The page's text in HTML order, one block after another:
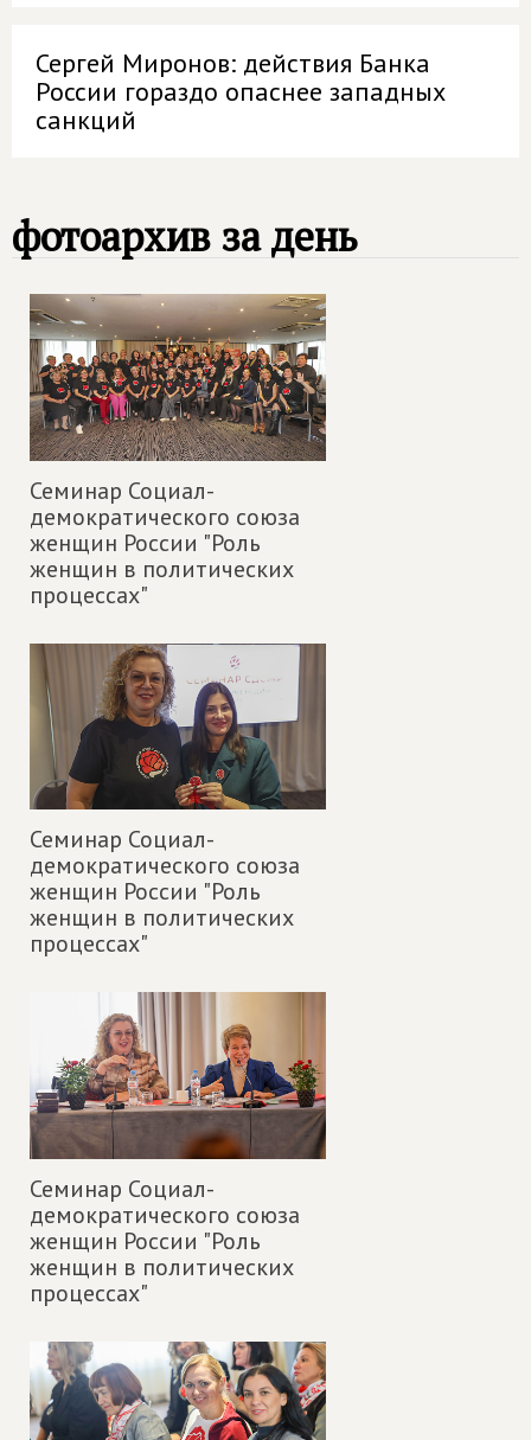
Сергей Миронов: действия Банка
России гораздо опаснее западных
санкций
фотоархив за день
Семинар Социал-
демократического союза
женщин России "Роль
женщин в политических
процессах"
Семинар Социал-
демократического союза
женщин России "Роль
женщин в политических
процессах"
Семинар Социал-
демократического союза
женщин России "Роль
женщин в политических
процессах"